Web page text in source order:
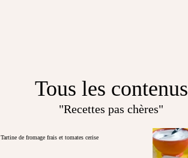
Tous les contenus
"Recettes pas chères"
Tartine de fromage frais et tomates cerise